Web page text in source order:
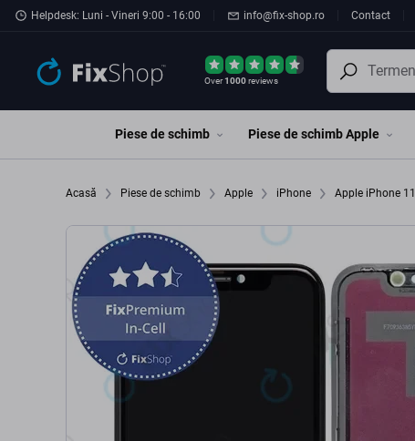
Preskočiť na hlavný obsah
Helpdesk: Luni - Vineri 9:00 - 16:00 info@fix-shop.ro Contact
Over1000reviews
Piese de schimb Piese de schimb Apple
Acasă Piese de schimb Apple iPhone Apple iPhone 11